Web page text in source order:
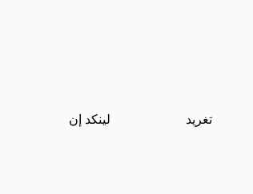
لينكد إن تغريد